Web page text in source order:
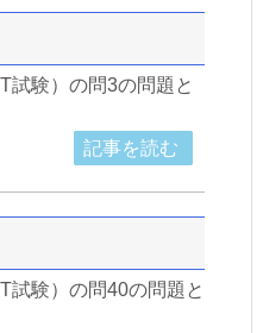
試験）の問3の問題と
記事を読む
試験）の問40の問題と